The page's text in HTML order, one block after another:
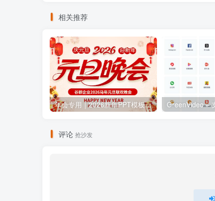
相关推荐
年会专用｜2026新年PPT模板，晚会发言稿
评论 抢沙发